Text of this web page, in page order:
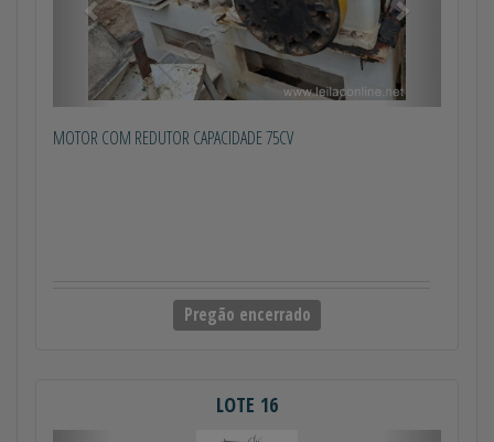
MOTOR COM REDUTOR CAPACIDADE 75CV
Pregão encerrado
LOTE 16